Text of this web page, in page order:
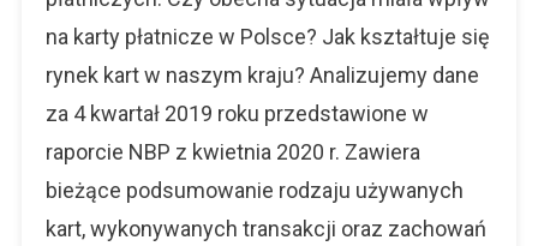
Płatności
na karty płatnicze w Polsce? Jak kształtuje się
rynek kart w naszym kraju? Analizujemy dane
za 4 kwartał 2019 roku przedstawione w
raporcie NBP z kwietnia 2020 r. Zawiera
bieżące podsumowanie rodzaju używanych
kart, wykonywanych transakcji oraz zachowań